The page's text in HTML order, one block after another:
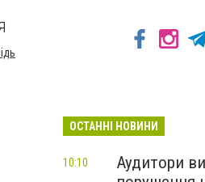
ОСТАННІ НОВИНИ
Аудитори
10:10